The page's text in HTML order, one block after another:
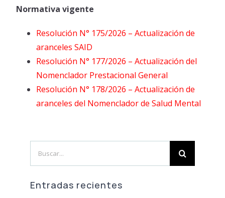
Normativa vigente
Resolución N° 175/2026 – Actualización de
aranceles SAID
Resolución N° 177/2026 – Actualización del
Nomenclador Prestacional General
Resolución N° 178/2026 – Actualización de
aranceles del Nomenclador de Salud Mental
Entradas recientes